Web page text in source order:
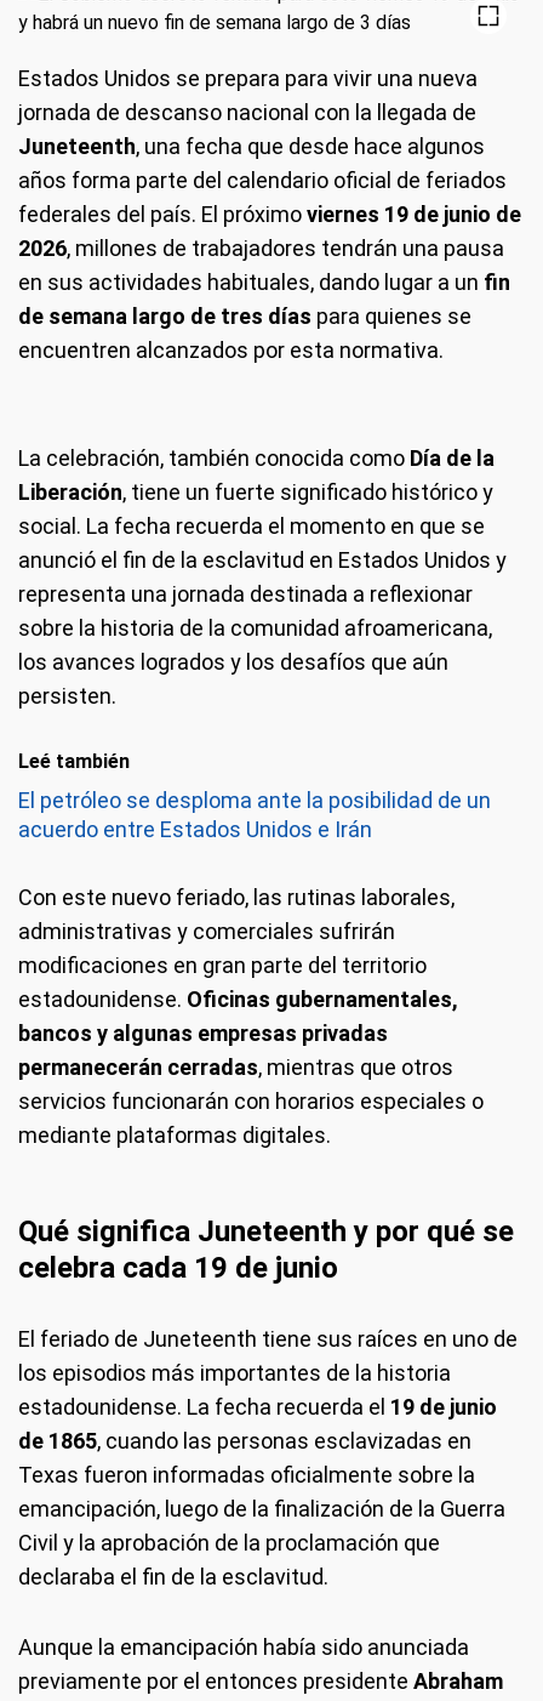
Estados Unidos se prepara para vivir una nueva
jornada de descanso nacional con la llegada de
Juneteenth, una fecha que desde hace algunos
años forma parte del calendario oficial de feriados
federales del país. El próximoviernes 19 de junio de
2026, millones de trabajadores tendrán una pausa
en sus actividades habituales, dando lugar a un fin
de semana largo de tres días para quienes se
encuentren alcanzados por esta normativa.
La celebración, también conocida como Día de la
Liberación, tiene un fuerte significado histórico y
social. La fecha recuerda el momento en que se
anunció el fin de la esclavitud en Estados Unidos y
representa una jornada destinada a reflexionar
sobre la historia de la comunidad afroamericana,
los avances logrados y los desafíos que aún
persisten.
Leé también
El petróleo se desploma ante la posibilidad de un
acuerdo entre Estados Unidos e Irán
Con este nuevo feriado, las rutinas laborales,
administrativas y comerciales sufrirán
modificaciones en gran parte del territorio
estadounidense. Oficinas gubernamentales,
bancos y algunas empresas privadas
permanecerán cerradas, mientras que otros
servicios funcionarán con horarios especiales o
mediante plataformas digitales.
Qué significa Juneteenth y por qué se
celebra cada 19 de junio
El feriado de Juneteenth tiene sus raíces en uno de
los episodios más importantes de la historia
estadounidense. La fecha recuerda el 19 de junio
de 1865, cuando las personas esclavizadas en
Texas fueron informadas oficialmente sobre la
emancipación, luego de la finalización de la Guerra
Civil y la aprobación de la proclamación que
declaraba el fin de la esclavitud.
Aunque la emancipación había sido anunciada
previamente por el entonces presidente Abraham